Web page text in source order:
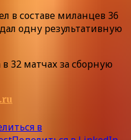
в составе миланцев 36
одну результативную
32 матчах за сборную
в